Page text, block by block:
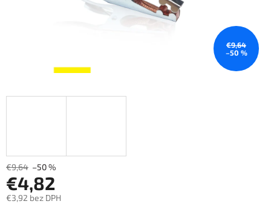
€9,64
–50 %
€9,64 –50 %
€4,82
€3,92 bez DPH